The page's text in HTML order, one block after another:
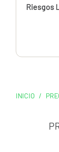
Riesgos
INICIO /